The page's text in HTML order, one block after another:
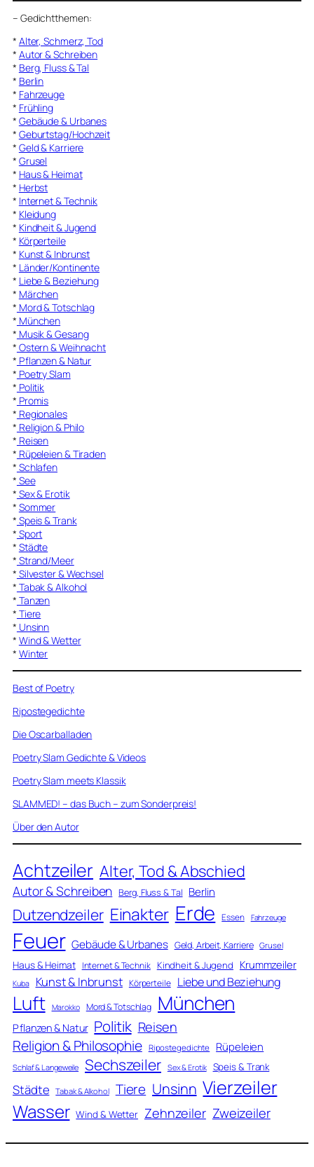
– Gedichtthemen:
* Alter, Schmerz, Tod
* Autor & Schreiben
* Berg, Fluss & Tal
* Berlin
* Fahrzeuge
* Frühling
* Gebäude & Urbanes
* Geburtstag/Hochzeit
* Geld & Karriere
* Grusel
* Haus & Heimat
* Herbst
* Internet & Technik
* Kleidung
* Kindheit & Jugend
* Körperteile
* Kunst & Inbrunst
* Länder/Kontinente
* Liebe & Beziehung
* Märchen
* Mord & Totschlag
* München
* Musik & Gesang
* Ostern & Weihnacht
* Pflanzen & Natur
* Poetry Slam
* Politik
* Promis
* Regionales
* Religion & Philo
* Reisen
* Rüpeleien & Tiraden
* Schlafen
* See
* Sex & Erotik
* Sommer
* Speis & Trank
* Sport
* Städte
* Strand/Meer
* Silvester & Wechsel
* Tabak & Alkohol
* Tanzen
* Tiere
* Unsinn
* Wind & Wetter
* Winter
Best of Poetry
Ripostegedichte
Die Oscarballaden
Poetry Slam Gedichte & Videos
Poetry Slam meets Klassik
SLAMMED! – das Buch – zum Sonderpreis!
Über den Autor
Achtzeiler Alter, Tod & Abschied
Autor & Schreiben Berg, Fluss & Tal Berlin
Dutzendzeiler Einakter Erde Essen Fahrzeuge
Feuer Gebäude & Urbanes Geld, Arbeit, Karriere Grusel
Haus & Heimat Internet & Technik Kindheit & Jugend Krummzeiler
Kuba Kunst & Inbrunst Körperteile Liebe und Beziehung
Luft Marokko Mord & Totschlag München
Pflanzen & Natur Politik Reisen
Religion & Philosophie Ripostegedichte Rüpeleien
Schlaf & Langeweile Sechszeiler Sex & Erotik Speis & Trank
Städte Tabak & Alkohol Tiere Unsinn Vierzeiler
Wasser Wind & Wetter Zehnzeiler Zweizeiler